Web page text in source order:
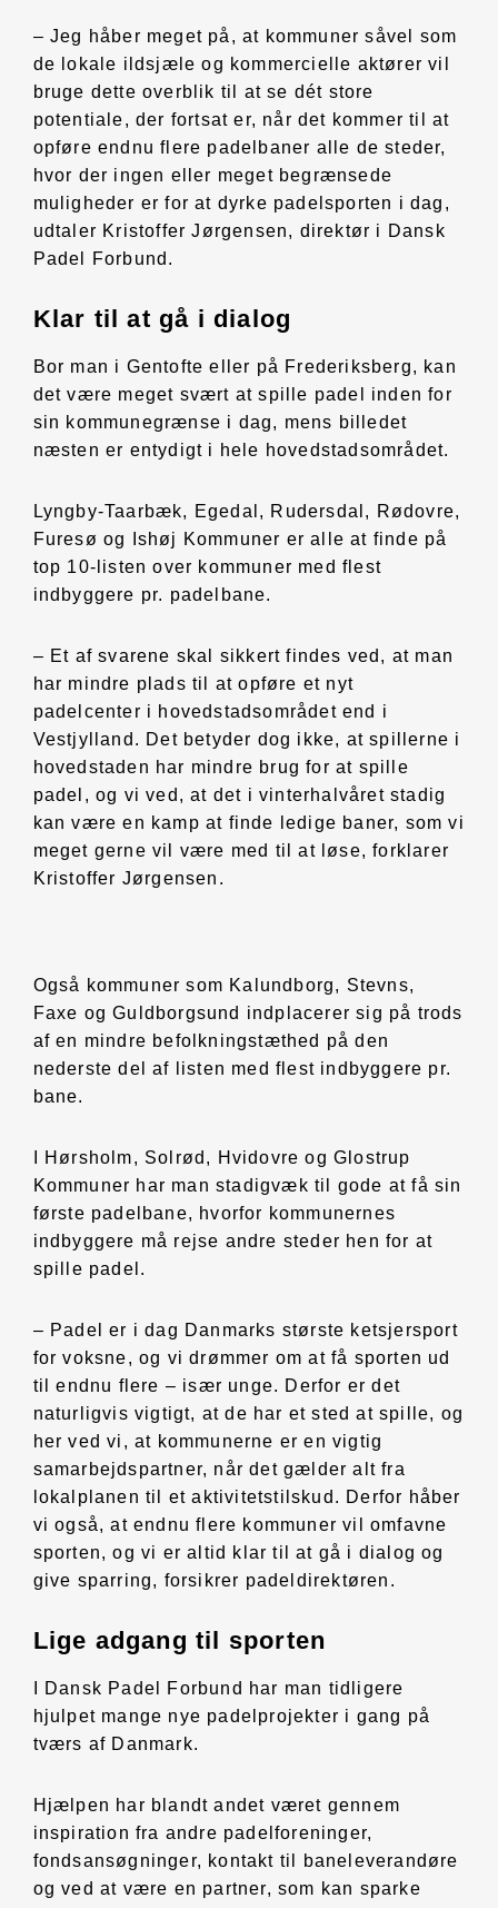
– Jeg håber meget på, at kommuner såvel som
de lokale ildsjæle og kommercielle aktører vil
bruge dette overblik til at se dét store
potentiale, der fortsat er, når det kommer til at
opføre endnu flere padelbaner alle de steder,
hvor der ingen eller meget begrænsede
muligheder er for at dyrke padelsporten i dag,
udtaler Kristoffer Jørgensen, direktør i Dansk
Padel Forbund.
Klar til at gå i dialog
Bor man i Gentofte eller på Frederiksberg, kan
det være meget svært at spille padel inden for
sin kommunegrænse i dag, mens billedet
næsten er entydigt i hele hovedstadsområdet.
Lyngby-Taarbæk, Egedal, Rudersdal, Rødovre,
Furesø og Ishøj Kommuner er alle at finde på
top 10-listen over kommuner med flest
indbyggere pr. padelbane.
– Et af svarene skal sikkert findes ved, at man
har mindre plads til at opføre et nyt
padelcenter i hovedstadsområdet end i
Vestjylland. Det betyder dog ikke, at spillerne i
hovedstaden har mindre brug for at spille
padel, og vi ved, at det i vinterhalvåret stadig
kan være en kamp at finde ledige baner, som vi
meget gerne vil være med til at løse, forklarer
Kristoffer Jørgensen.
Også kommuner som Kalundborg, Stevns,
Faxe og Guldborgsund indplacerer sig på trods
af en mindre befolkningstæthed på den
nederste del af listen med flest indbyggere pr.
bane.
I Hørsholm, Solrød, Hvidovre og Glostrup
Kommuner har man stadigvæk til gode at få sin
første padelbane, hvorfor kommunernes
indbyggere må rejse andre steder hen for at
spille padel.
– Padel er i dag Danmarks største ketsjersport
for voksne, og vi drømmer om at få sporten ud
til endnu flere – især unge. Derfor er det
naturligvis vigtigt, at de har et sted at spille, og
her ved vi, at kommunerne er en vigtig
samarbejdspartner, når det gælder alt fra
lokalplanen til et aktivitetstilskud. Derfor håber
vi også, at endnu flere kommuner vil omfavne
sporten, og vi er altid klar til at gå i dialog og
give sparring, forsikrer padeldirektøren.
Lige adgang til sporten
I Dansk Padel Forbund har man tidligere
hjulpet mange nye padelprojekter i gang på
tværs af Danmark.
Hjælpen har blandt andet været gennem
inspiration fra andre padelforeninger,
fondsansøgninger, kontakt til baneleverandøre
og ved at være en partner, som kan sparke